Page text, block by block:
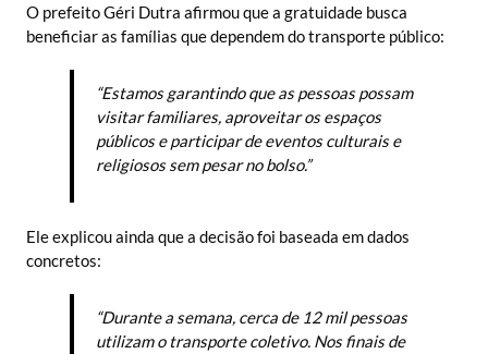
O prefeito Géri Dutra afirmou que a gratuidade busca
beneficiar as famílias que dependem do transporte público:
“Estamos garantindo que as pessoas possam
visitar familiares, aproveitar os espaços
públicos e participar de eventos culturais e
religiosos sem pesar no bolso.”
Ele explicou ainda que a decisão foi baseada em dados
concretos:
“Durante a semana, cerca de 12 mil pessoas
utilizam o transporte coletivo. Nos finais de